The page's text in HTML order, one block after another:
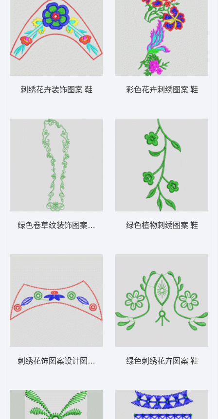
刺绣花卉装饰图案 鞋
绿色卷草纹装饰图案 鞋
刺绣花饰图案设计图 鞋
彩色花卉刺绣图案 鞋
绿色植物刺绣图案 鞋
绿色刺绣花卉图案 鞋